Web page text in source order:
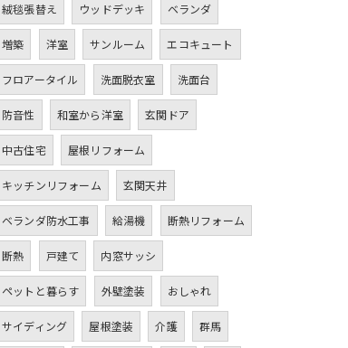
絨毯張替え ウッドデッキ ベランダ
増築 洋室 サンルーム エコキュート
フロアータイル 洗面脱衣室 洗面台
防音性 和室から洋室 玄関ドア
中古住宅 屋根リフォーム
キッチンリフォーム 玄関天井
ベランダ防水工事 給湯機 断熱リフォーム
断熱 戸建て 内窓サッシ
ペットと暮らす 外壁塗装 おしゃれ
サイディング 屋根塗装 介護 群馬